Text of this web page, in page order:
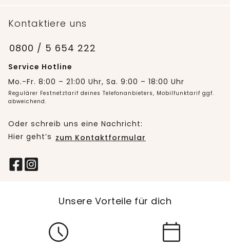
Kontaktiere uns
0800 / 5 654 222
Service Hotline
Mo.-Fr. 8:00 – 21:00 Uhr, Sa. 9:00 – 18:00 Uhr
Regulärer Festnetztarif deines Telefonanbieters, Mobilfunktarif ggf.
abweichend.
Oder schreib uns eine Nachricht:
Hier geht’s zum Kontaktformular
Unsere Vorteile für dich